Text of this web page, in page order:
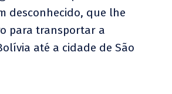
desconhecido, que lhe
para transportar a
até a cidade de São